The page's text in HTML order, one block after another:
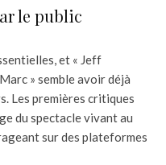
le public
et « Jeff
» semble avoir déjà
Les premières critiques
du spectacle vivant au
sur des plateformes